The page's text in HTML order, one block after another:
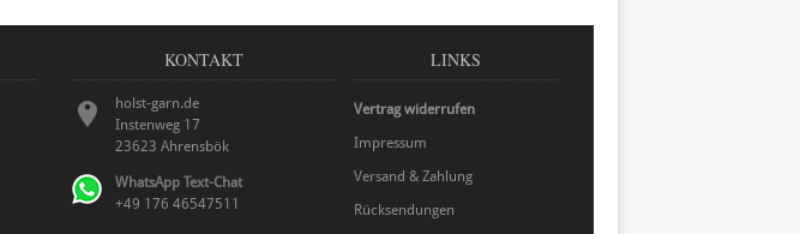
KONTAKT
holst-garn.de
Instenweg 17
23623 Ahrensbök
WhatsApp Text-Chat
+49 176 46547511
LINKS
Vertrag widerrufen
Impressum
Versand & Zahlung
Rücksendungen